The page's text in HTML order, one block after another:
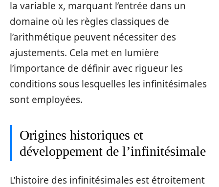
la variable x, marquant l’entrée dans un
domaine où les règles classiques de
l’arithmétique peuvent nécessiter des
ajustements. Cela met en lumière
l’importance de définir avec rigueur les
conditions sous lesquelles les infinitésimales
sont employées.
Origines historiques et
développement de l’infinitésimale
L’histoire des infinitésimales est étroitement